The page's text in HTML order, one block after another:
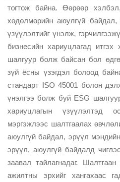
тогтож байна. Өөрөөр
хөдөлмөрийн аюулгүй
үзүүлэлтийг үнэлж,
бизнесийн хариуцлагад итгэх
шалгуур болж байсан бол
зүй ёсны үзэгдэл болоод
стандарт ISO 45001 болон
үнэлгээ болж буй ESG
хариуцлагын үзүүлэлтэд
мэргэжлээс шалтгаалах
аюулгүй байдал, эрүүл
эрүүл, аюулгүй байдалд
заавал тайлагнадаг.
ажилтны эрхийг хангахаас